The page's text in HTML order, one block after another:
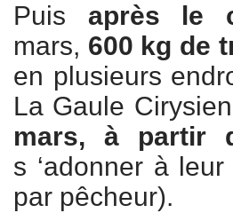
Puis après le
mars, 600 kg de
en plusieurs
La Gaule
mars, à partir
s ‘adonner à
par pêcheur).